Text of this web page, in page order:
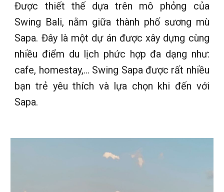
Được thiết thế dựa trên mô phỏng của
Swing Bali, nằm giữa thành phố sương mù
Sapa. Đây là một dự án được xây dựng cùng
nhiều điểm du lịch phức hợp đa dạng như:
cafe, homestay,… Swing Sapa được rất nhiều
bạn trẻ yêu thích và lựa chọn khi đến với
Sapa.